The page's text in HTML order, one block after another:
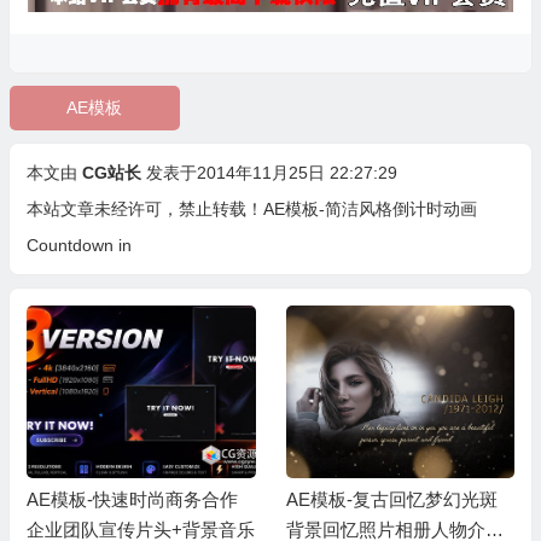
AE模板
本文由 CG站长 发表于2014年11月25日 22:27:29
本站文章未经许可，禁止转载！ AE模板-简洁风格倒计时动画
Countdown in
AE模板-快速时尚商务合作
企业团队宣传片头+背景音乐
AE模板-复古回忆梦幻光斑
背景回忆照片相册人物介绍